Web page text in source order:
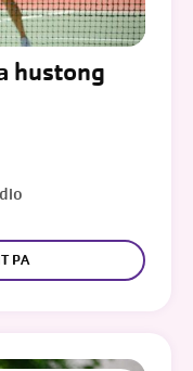
hustong
PA